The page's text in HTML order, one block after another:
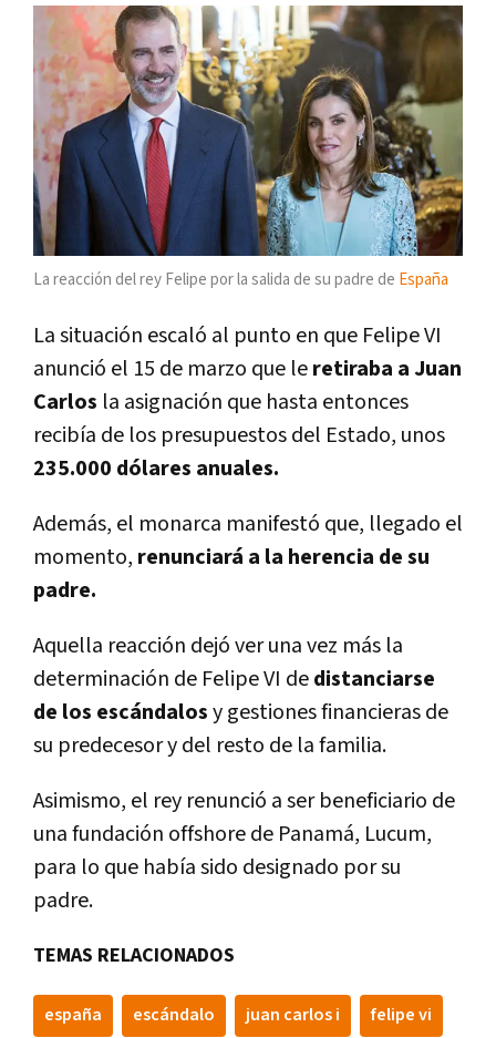
La reacción del rey Felipe por la salida de su padre de España
La situación escaló al punto en que Felipe VI
anunció el 15 de marzo que leretiraba a Juan
Carlos la asignación que hasta entonces
recibía de los presupuestos del Estado, unos
235.000 dólares anuales.
Además, el monarca manifestó que, llegado el
momento, renunciará a la herencia de su
padre.
Aquella reacción dejó ver una vez más la
determinación de Felipe VI dedistanciarse
de los escándalosy gestiones financieras de
su predecesor y del resto de la familia.
Asimismo, el rey renunció a ser beneficiario de
una fundación offshore de Panamá, Lucum,
para lo que había sido designado por su
padre.
TEMAS RELACIONADOS
españa escándalo juan carlos i felipe vi